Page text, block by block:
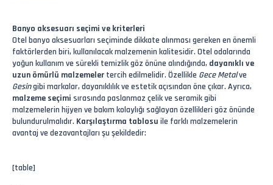
Banyo aksesuarı seçimi ve kriterleri
Otel banyo aksesuarları seçiminde dikkate alınması gereken en önemli
faktörlerden biri, kullanılacak malzemenin kalitesidir. Otel odalarında
yoğun kullanım ve sürekli temizlik göz önüne alındığında, dayanıklı ve
uzun ömürlü malzemeler tercih edilmelidir. Özellikle Gece Metalve
Gesingibi markalar, dayanıklılık ve estetik açısından öne çıkar. Ayrıca,
malzeme seçimi sırasında paslanmaz çelik ve seramik gibi
malzemelerin hijyen ve bakım kolaylığı sağlayan özellikleri göz önünde
bulundurulmalıdır. Karşılaştırma tablosu ile farklı malzemelerin
avantaj ve dezavantajları şu şekildedir:
[table]